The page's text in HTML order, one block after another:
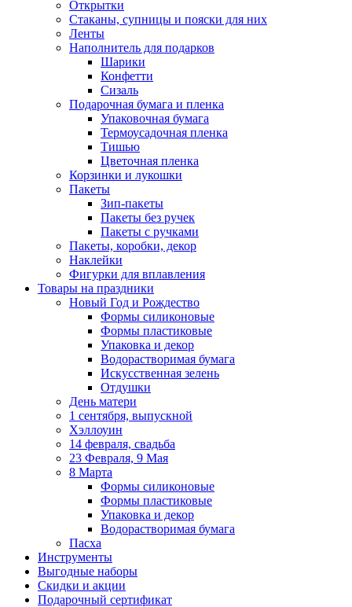
Открытки
Стаканы, супницы и пояски для них
Ленты
Наполнитель для подарков
Шарики
Конфетти
Сизаль
Подарочная бумага и пленка
Упаковочная бумага
Термоусадочная пленка
Тишью
Цветочная пленка
Корзинки и лукошки
Пакеты
Зип-пакеты
Пакеты без ручек
Пакеты с ручками
Пакеты, коробки, декор
Наклейки
Фигурки для вплавления
Товары на праздники
Новый Год и Рождество
Формы силиконовые
Формы пластиковые
Упаковка и декор
Водорастворимая бумага
Искусственная зелень
Отдушки
День матери
1 сентября, выпускной
Хэллоуин
14 февраля, свадьба
23 Февраля, 9 Мая
8 Марта
Формы силиконовые
Формы пластиковые
Упаковка и декор
Водорастворимая бумага
Пасха
Инструменты
Выгодные наборы
Скидки и акции
Подарочный сертификат